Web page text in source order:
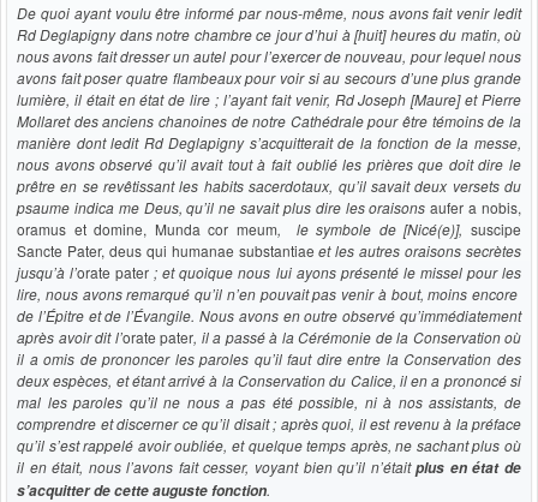
De quoi ayant voulu être informé par nous-même, nous avons fait venir ledit
Rd Deglapigny dans notre chambre ce jour d’hui à [huit] heures du matin, où
nous avons fait dresser un autel pour l’exercer de nouveau, pour lequel nous
avons fait poser quatre flambeaux pour voir si au secours d’une plus grande
lumière, il était en état de lire ; l’ayant fait venir, Rd Joseph [Maure] et Pierre
Mollaret des anciens chanoines de notre Cathédrale pour être témoins de la
manière dont ledit Rd Deglapigny s’acquitterait de la fonction de la messe,
nous avons observé qu’il avait tout à fait oublié les prières que doit dire le
prêtre en se revêtissant les habits sacerdotaux, qu’il savait deux versets du
psaume indica me Deus, qu’il ne savait plus dire les oraisonsaufer a nobis,
oramus et domine, Munda cor meum, le symbole de [Nicé(e)],suscipe
Sancte Pater, deus qui humanae substantiae et les autres oraisons secrètes
jusqu’à l’orate pater ; et quoique nous lui ayons présenté le missel pour les
lire, nous avons remarqué qu’il n’en pouvait pas venir à bout, moins encore
de l’Épitre et de l’Évangile. Nous avons en outre observé qu’immédiatement
après avoir dit l’orate pater, il a passé à la Cérémonie de la Conservation où
il a omis de prononcer les paroles qu’il faut dire entre la Conservation des
deux espèces, et étant arrivé à la Conservation du Calice, il en a prononcé si
mal les paroles qu’il ne nous a pas été possible, ni à nos assistants, de
comprendre et discerner ce qu’il disait ; après quoi, il est revenu à la préface
qu’il s’est rappelé avoir oubliée, et quelque temps après, ne sachant plus où
il en était, nous l’avons fait cesser, voyant bien qu’il n’étaitplus en état de
s’acquitter de cette auguste fonction.